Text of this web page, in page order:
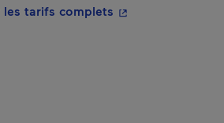
une nouvelle fenêtre.
les tarifs complets - Cet hyperlien